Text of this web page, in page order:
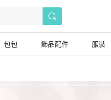
包包 飾品配件 服裝